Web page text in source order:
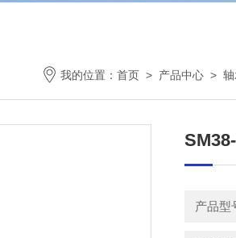
我的位置： 首页 > 产品中心 >
产品型